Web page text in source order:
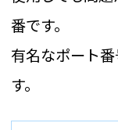
番です。
有名なポート
す。